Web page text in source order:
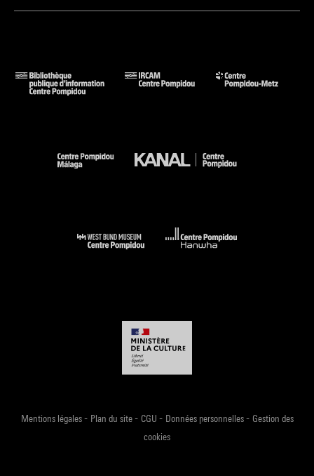
Mentions légales- Plan du site- CGU - Données personnelles- Gestion des
cookies